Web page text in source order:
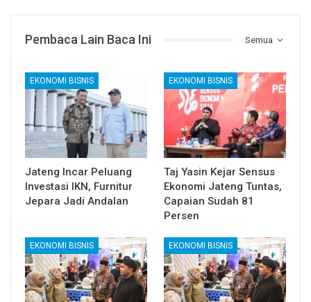
Semua
Pembaca Lain Baca Ini
EKONOMI BISNIS
Jateng Incar Peluang
Investasi IKN, Furnitur
Jepara Jadi Andalan
EKONOMI BISNIS
Taj Yasin Kejar Sensus
Ekonomi Jateng Tuntas,
Capaian Sudah 81
Persen
EKONOMI BISNIS EKONOMI BISNIS